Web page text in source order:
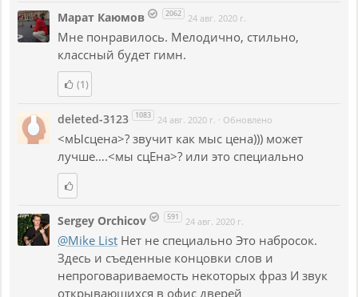
Марат Каюмов 2062 24 авг. 2020 г.
Мне понравилось. Мелодично, стильно,
классный будет гимн.
(1)
deleted-3123 1083 24 авг. 2020 г. · Обновлено
<мЫсцена>? звучит как мыс цена))) может
лучше….<мы сцЕна>? или это специально
Sergey Orchicov 591 24 авг. 2020 г.
@Mike List Нет не специально Это набросок.
Здесь и съеденные концовки слов и
непроговариваемость некоторых фраз И звук
открывающихся в офис дверей